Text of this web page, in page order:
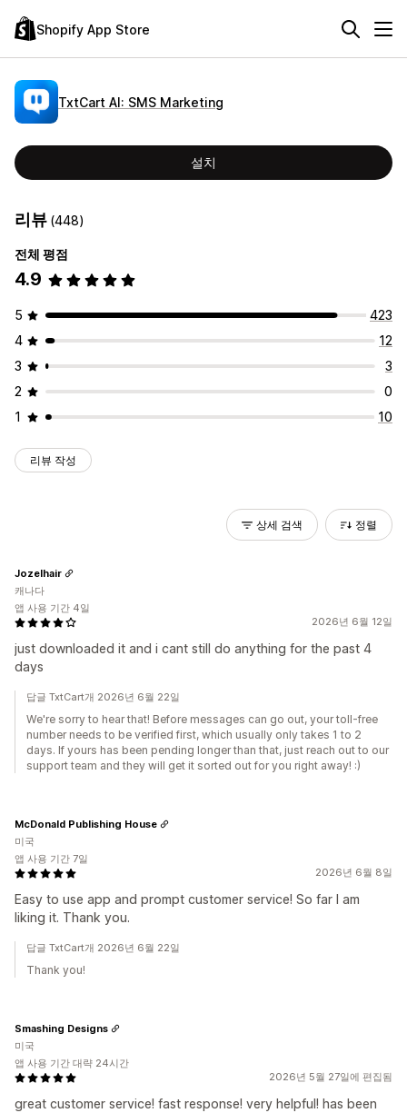
Shopify App Store
TxtCart AI: SMS Marketing
설치
리뷰 (448)
전체 평점
4.9
5
423
4
12
3
3
2
0
1
10
리뷰 작성
상세 검색 정렬
2026년 6월 12일
just downloaded it and i cant still do anything for the past 4
days
Jozelhair
캐나다
앱 사용 기간 4일
답글 TxtCart개 2026년 6월 22일
We're sorry to hear that! Before messages can go out, your toll-free
number needs to be verified first, which usually only takes 1 to 2
days. If yours has been pending longer than that, just reach out to our
support team and they will get it sorted out for you right away! :)
2026년 6월 8일
Easy to use app and prompt customer service! So far I am
liking it. Thank you.
McDonald Publishing House
미국
앱 사용 기간 7일
답글 TxtCart개 2026년 6월 22일
Thank you!
2026년 5월 27일에 편집됨
great customer service! fast response! very helpful! has been
Smashing Designs
미국
앱 사용 기간 대략 24시간